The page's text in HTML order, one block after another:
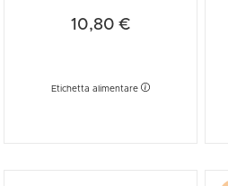
10,80 €
Etichetta alimentare